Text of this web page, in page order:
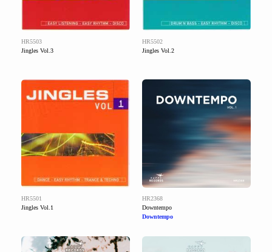
HR5503
Jingles Vol.3
HR5502
Jingles Vol.2
HR5501
Jingles Vol.1
HR2368
Downtempo
Downtempo